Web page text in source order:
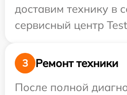
доставим технику в
сервисный центр
3
Ремонт техники
После полной